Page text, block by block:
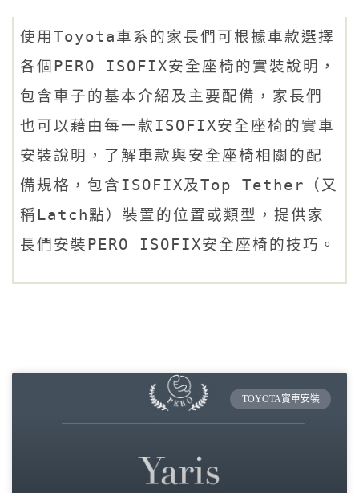
使用Toyota車系的家長們可根據車款選擇
各個PERO ISOFIX安全座椅的實裝說明，
包含車子的基本介紹及主要配備，家長們
也可以藉由每一款ISOFIX安全座椅的實車
安裝說明，了解車款與安全座椅相關的配
備規格，包含ISOFIX及Top Tether（又
稱Latch點）裝置的位置或類型，提供家
長們安裝PERO ISOFIX安全座椅的技巧。
TOYOTA實車安裝